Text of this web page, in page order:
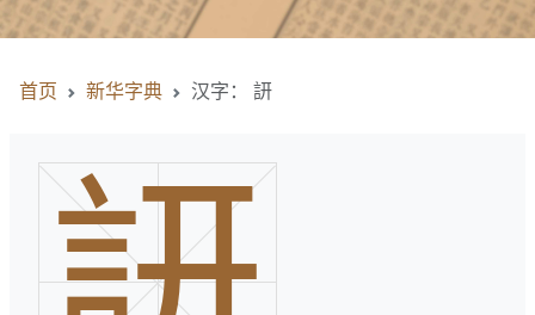
首页 新华字典 汉字： 訮